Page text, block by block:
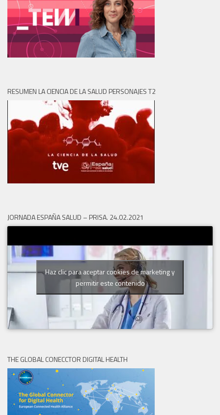
RESUMEN LA CIENCIA DE LA SALUD PERSONAJES T2
JORNADA ESPAÑA SALUD – PRISA. 24.02.2021
Haz clic para aceptar cookies de marketing y
permitir este contenido
THE GLOBAL CONECCTOR DIGITAL HEALTH